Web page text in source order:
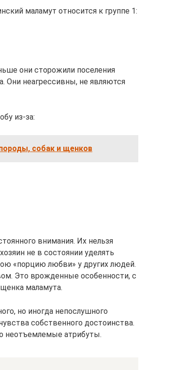
маламут относится к группе 1:
они сторожили поселения
Они неагрессивны, не являются
из-за:
собак и щенков
внимания. Их нельзя
не в состоянии уделять
«порцию любви» у других людей.
Это врожденные особенности, с
маламута.
но иногда непослушного
собственного достоинства.
неотъемлемые атрибуты.